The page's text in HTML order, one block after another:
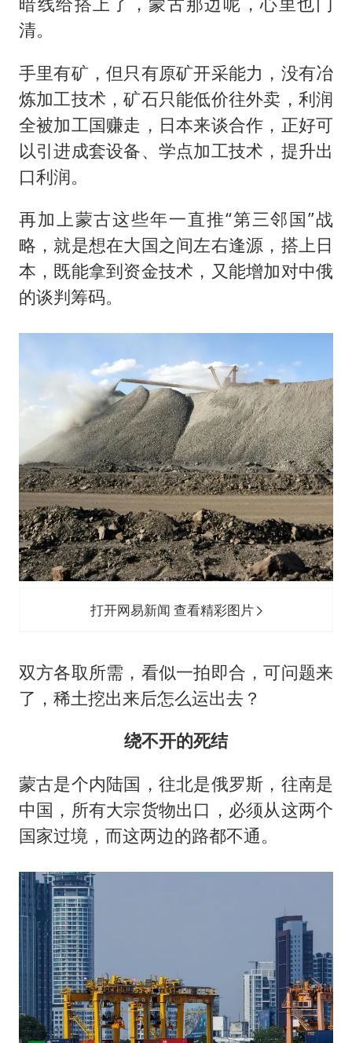
清。
手里有矿，但只有原矿开采能力，没有冶
炼加工技术，矿石只能低价往外卖，利润
全被加工国赚走，日本来谈合作，正好可
以引进成套设备、学点加工技术，提升出
口利润。
再加上蒙古这些年一直推“第三邻国”战
略，就是想在大国之间左右逢源，搭上日
本，既能拿到资金技术，又能增加对中俄
的谈判筹码。
打开网易新闻 查看精彩图片
双方各取所需，看似一拍即合，可问题来
了，稀土挖出来后怎么运出去？
绕不开的死结
蒙古是个内陆国，往北是俄罗斯，往南是
中国，所有大宗货物出口，必须从这两个
国家过境，而这两边的路都不通。